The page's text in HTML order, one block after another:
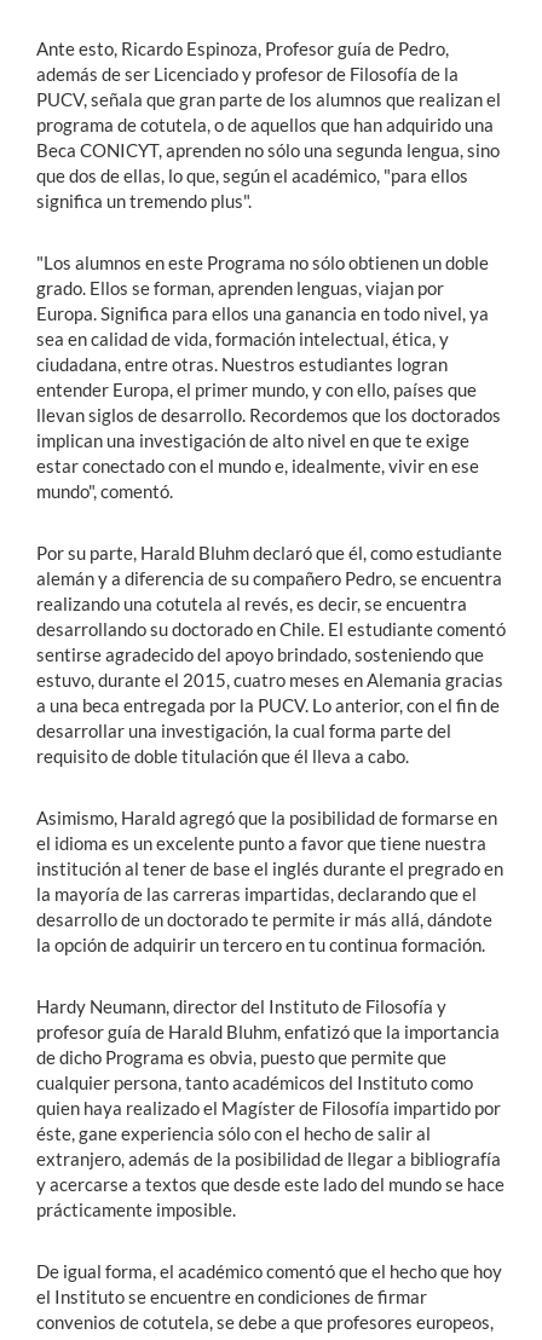
Ante esto, Ricardo Espinoza, Profesor guía de Pedro,
además de ser Licenciado y profesor de Filosofía de la
PUCV, señala que gran parte de los alumnos que realizan el
programa de cotutela, o de aquellos que han adquirido una
Beca CONICYT, aprenden no sólo una segunda lengua, sino
que dos de ellas, lo que, según el académico, "para ellos
significa un tremendo plus".
"Los alumnos en este Programa no sólo obtienen un doble
grado. Ellos se forman, aprenden lenguas, viajan por
Europa. Significa para ellos una ganancia en todo nivel, ya
sea en calidad de vida, formación intelectual, ética, y
ciudadana, entre otras. Nuestros estudiantes logran
entender Europa, el primer mundo, y con ello, países que
llevan siglos de desarrollo. Recordemos que los doctorados
implican una investigación de alto nivel en que te exige
estar conectado con el mundo e, idealmente, vivir en ese
mundo", comentó.
Por su parte, Harald Bluhm declaró que él, como estudiante
alemán y a diferencia de su compañero Pedro, se encuentra
realizando una cotutela al revés, es decir, se encuentra
desarrollando su doctorado en Chile. El estudiante comentó
sentirse agradecido del apoyo brindado, sosteniendo que
estuvo, durante el 2015, cuatro meses en Alemania gracias
a una beca entregada por la PUCV. Lo anterior, con el fin de
desarrollar una investigación, la cual forma parte del
requisito de doble titulación que él lleva a cabo.
Asimismo, Harald agregó que la posibilidad de formarse en
el idioma es un excelente punto a favor que tiene nuestra
institución al tener de base el inglés durante el pregrado en
la mayoría de las carreras impartidas, declarando que el
desarrollo de un doctorado te permite ir más allá, dándote
la opción de adquirir un tercero en tu continua formación.
Hardy Neumann, director del Instituto de Filosofía y
profesor guía de Harald Bluhm, enfatizó que la importancia
de dicho Programa es obvia, puesto que permite que
cualquier persona, tanto académicos del Instituto como
quien haya realizado el Magíster de Filosofía impartido por
éste, gane experiencia sólo con el hecho de salir al
extranjero, además de la posibilidad de llegar a bibliografía
y acercarse a textos que desde este lado del mundo se hace
prácticamente imposible.
De igual forma, el académico comentó que el hecho que hoy
el Instituto se encuentre en condiciones de firmar
convenios de cotutela, se debe a que profesores europeos,